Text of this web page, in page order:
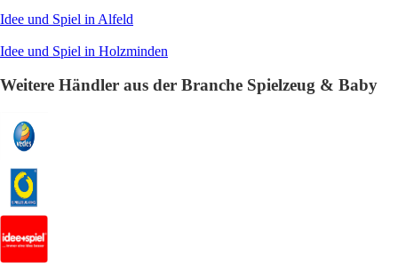
Idee und Spiel in Alfeld
Idee und Spiel in Holzminden
Weitere Händler aus der Branche Spielzeug & Baby